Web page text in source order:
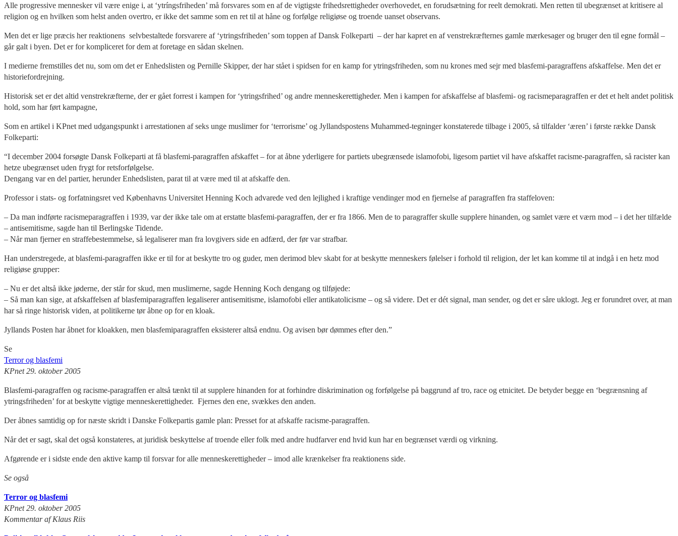
Alle progressive mennesker vil være enige i, at ‘ytríngsfriheden’ må forsvares som en af de vigtigste frihedsrettigheder overhovedet, en forudsætning for reelt demokrati. Men retten til ubegrænset at kritisere al
religion og en hvilken som helst anden overtro, er ikke det samme som en ret til at håne og forfølge religiøse og troende uanset observans.
Men det er lige præcis her reaktionens selvbestaltede forsvarere af ‘ytringsfriheden’ som toppen af Dansk Folkeparti – der har kapret en af venstrekræfternes gamle mærkesager og bruger den til egne formål –
går galt i byen. Det er for kompliceret for dem at foretage en sådan skelnen.
I medierne fremstilles det nu, som om det er Enhedslisten og Pernille Skipper, der har stået i spidsen for en kamp for ytringsfriheden, som nu krones med sejr med blasfemi-paragraffens afskaffelse. Men det er
historiefordrejning.
Historisk set er det altid venstrekræfterne, der er gået forrest i kampen for ‘ytringsfrihed’ og andre menneskerettigheder. Men i kampen for afskaffelse af blasfemi- og racismeparagraffen er det et helt andet politisk
hold, som har ført kampagne,
Som en artikel i KPnet med udgangspunkt i arrestationen af seks unge muslimer for ‘terrorisme’ og Jyllandspostens Muhammed-tegninger konstaterede tilbage i 2005, så tilfalder ‘æren’ i første række Dansk
Folkeparti:
“I december 2004 forsøgte Dansk Folkeparti at få blasfemi-paragraffen afskaffet – for at åbne yderligere for partiets ubegrænsede islamofobi, ligesom partiet vil have afskaffet racisme-paragraffen, så racister kan
hetze ubegrænset uden frygt for retsforfølgelse.
Dengang var en del partier, herunder Enhedslisten, parat til at være med til at afskaffe den.
Professor i stats- og forfatningsret ved Københavns Universitet Henning Koch advarede ved den lejlighed i kraftige vendinger mod en fjernelse af paragraffen fra staffeloven:
– Da man indførte racismeparagraffen i 1939, var der ikke tale om at erstatte blasfemi-paragraffen, der er fra 1866. Men de to paragraffer skulle supplere hinanden, og samlet være et værn mod – i det her tilfælde
– antisemitisme, sagde han til Berlingske Tidende.
– Når man fjerner en straffebestemmelse, så legaliserer man fra lovgivers side en adfærd, der før var strafbar.
Han understregede, at blasfemi-paragraffen ikke er til for at beskytte tro og guder, men derimod blev skabt for at beskytte menneskers følelser i forhold til religion, der let kan komme til at indgå i en hetz mod
religiøse grupper:
– Nu er det altså ikke jøderne, der står for skud, men muslimerne, sagde Henning Koch dengang og tilføjede:
– Så man kan sige, at afskaffelsen af blasfemiparagraffen legaliserer antisemitisme, islamofobi eller antikatolicisme – og så videre. Det er dét signal, man sender, og det er såre uklogt. Jeg er forundret over, at man
har så ringe historisk viden, at politikerne tør åbne op for en kloak.
Jyllands Posten har åbnet for kloakken, men blasfemiparagraffen eksisterer altså endnu. Og avisen bør dømmes efter den.”
Se
Terror og blasfemi
KPnet 29. oktober 2005
Blasfemi-paragraffen og racisme-paragraffen er altså tænkt til at supplere hinanden for at forhindre diskrimination og forfølgelse på baggrund af tro, race og etnicitet. De betyder begge en ‘begrænsning af
ytringsfriheden’ for at beskytte vigtige menneskerettigheder. Fjernes den ene, svækkes den anden.
Der åbnes samtidig op for næste skridt i Danske Folkepartis gamle plan: Presset for at afskaffe racisme-paragraffen.
Når det er sagt, skal det også konstateres, at juridisk beskyttelse af troende eller folk med andre hudfarver end hvid kun har en begrænset værdi og virkning.
Afgørende er i sidste ende den aktive kamp til forsvar for alle menneskerettigheder – imod alle krænkelser fra reaktionens side.
Se også
Terror og blasfemi
KPnet 29. oktober 2005
Kommentar af Klaus Riis